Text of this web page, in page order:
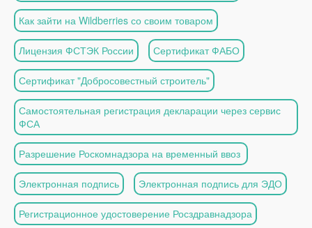
Как зайти на Wildberries со своим товаром
Лицензия ФСТЭК России Сертификат ФАБО
Сертификат "Добросовестный строитель"
Самостоятельная регистрация декларации через сервис
ФСА
Разрешение Роскомнадзора на временный ввоз
Электронная подпись Электронная подпись для ЭДО
Регистрационное удостоверение Росздравнадзора